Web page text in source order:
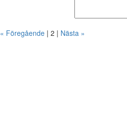
« Föregående | 2 | Nästa »